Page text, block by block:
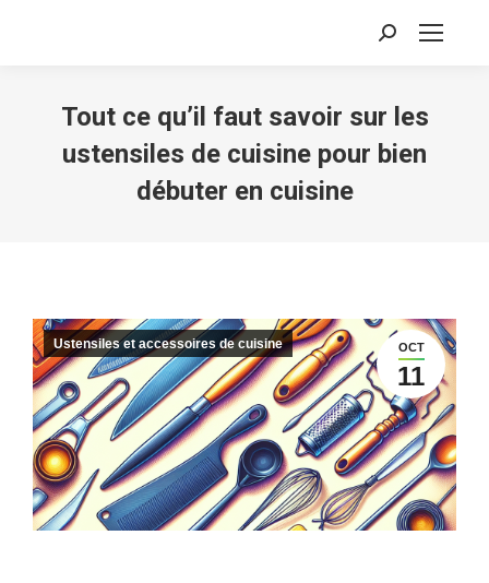
Recherche
Tout ce qu’il faut savoir sur les
ustensiles de cuisine pour bien
débuter en cuisine
OCT
11
Ustensiles et accessoires de cuisine